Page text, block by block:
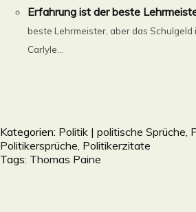
Erfahrung ist der beste
beste Lehrmeister, aber das Schulgeld
Carlyle...
Kategorien: Politik | politische Sprüche,
Politikersprüche, Politikerzitate
Tags: Thomas Paine